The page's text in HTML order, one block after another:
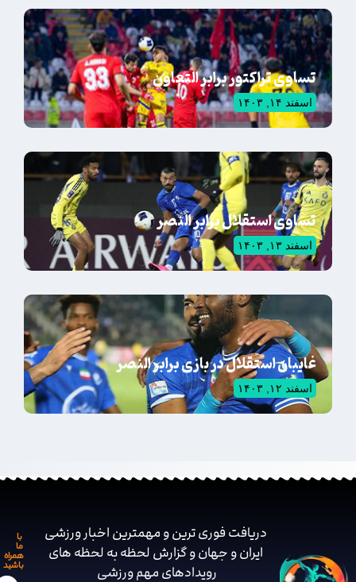
تساوی تراکتور برابر التعاون
اسفند ۱۴, ۱۴۰۳
تساوی استقلال برابر النصر
اسفند ۱۳, ۱۴۰۳
غایبان استقلال در بازی برابر النصر
اسفند ۱۲, ۱۴۰۳
دریافت فوری ترین و مهمترین اخبار ورزشی
ایران و جهان و گزارش لحظه به لحظه های
رویدادهای مهم ‌ورزشی
همراه
باشید